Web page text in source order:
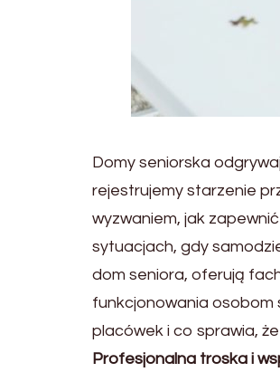
Domy seniorska
rejestrujemy starzenie
wyzwaniem, jak
sytuacjach, gdy
dom seniora, oferują
funkcjonowania osobom
placówek i co sprawia,
Profesjonalna troska i